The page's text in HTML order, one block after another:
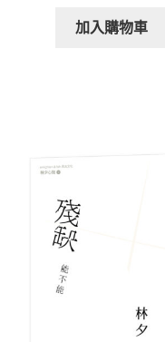
加入購物車